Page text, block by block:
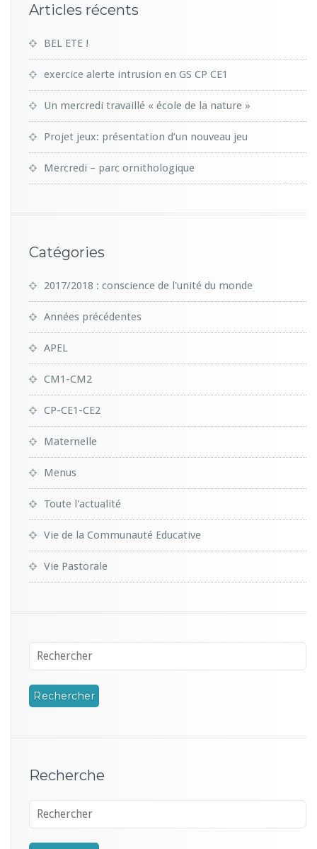
Articles récents
BEL ETE !
exercice alerte intrusion en GS CP CE1
Un mercredi travaillé « école de la nature »
Projet jeux: présentation d’un nouveau jeu
Mercredi – parc ornithologique
Catégories
2017/2018 : conscience de l'unité du monde
Années précédentes
APEL
CM1-CM2
CP-CE1-CE2
Maternelle
Menus
Toute l'actualité
Vie de la Communauté Educative
Vie Pastorale
Recherche